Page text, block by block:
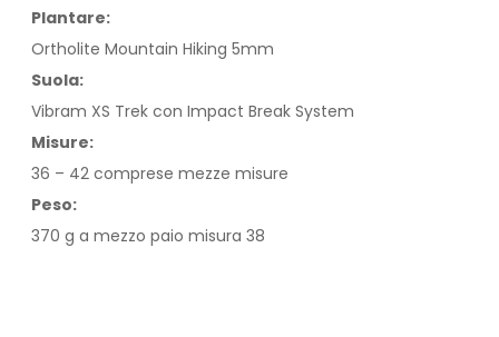
Plantare:
Ortholite Mountain Hiking 5mm
Suola:
Vibram XS Trek con Impact Break System
Misure:
36 – 42 comprese mezze misure
Peso:
370 g a mezzo paio misura 38